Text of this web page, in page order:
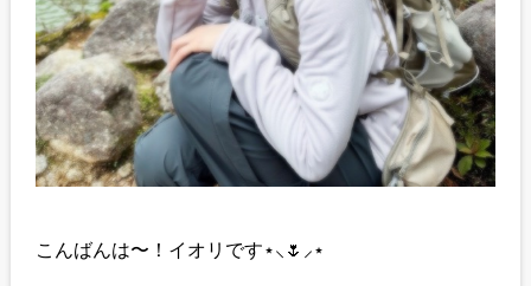
こんばんは〜！イオリです⋆⸜🌷⸝‍⋆